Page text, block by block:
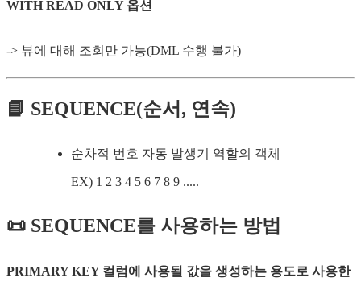
WITH READ ONLY 옵션
-> 뷰에 대해 조회만 가능(DML 수행 불가)
📘 SEQUENCE(순서, 연속)
순차적 번호 자동 발생기 역할의 객체
EX) 1 2 3 4 5 6 7 8 9 .....
📜 SEQUENCE를 사용하는 방법
PRIMARY KEY 컬럼에 사용될 값을 생성하는 용도로 사용한